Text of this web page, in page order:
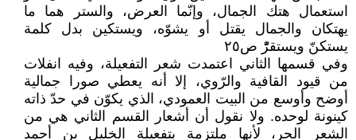
استعمال هتك الجمال، وإنّما العرض، والستر هما ما
يهتكان والجمال يقتل أو يشوّه، ويستكين بدل كلمة
يستكنّ ويستقرّْ ص٢٥
وفي قسمها الثاني اعتمدت شعر التفعيلة، وفيه انفلات
من قيود القافية والرّوي، إلا أنه يعطي صورا جمالية
أوضح وأوسع من البيت العمودي، الذي يكوّن في حدّ ذاته
كينونة لوحده. ولا نقول أن أشعار القسم الثاني هي من
الشعر الحر، لأنها ملتزمة بتفعيلة الخليل بن أحمد